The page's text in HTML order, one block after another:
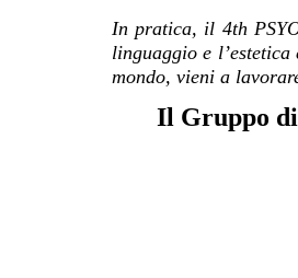
In pratica, il 4th
linguaggio e
mondo, vieni a
Il Gruppo